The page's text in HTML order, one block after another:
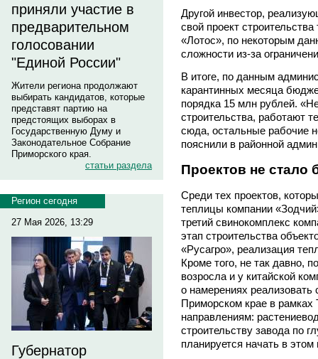
приняли участие в
предварительном
голосовании
"Единой России"
Жители региона продолжают
выбирать кандидатов, которые
представят партию на
предстоящих выборах в
Государственную Думу и
Законодательное Собрание
Приморского края.
статьи раздела
Регион сегодня
27 Мая 2026, 13:29
Губернатор
Другой инвестор,
свой проект
«Лотос», по некоторым
сложности из-за
В итоге, по данным
карантинных месяца
порядка 15 млн рублей.
строительства, работают
сюда, остальные рабочие
пояснили в районной
Проектов не стало
Среди тех проектов,
теплицы компании
третий свинокомплекс
этап строительства
«Русагро», реализация
Кроме того, не так давно,
возросла и у китайской
о намерениях
Приморском крае в
направлениям:
строительству завода по
планируется начать в этом